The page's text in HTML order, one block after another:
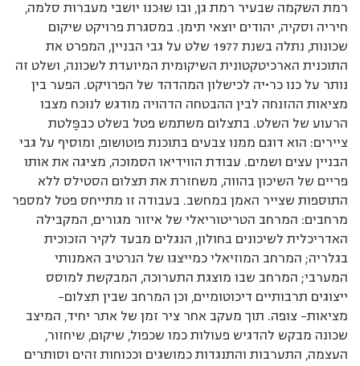
רמת השקמה שבעיר רמת גן, ובו שוּכנו יושבי מעברות סלמה,
חיריה וסקיה, יהודים יוצאי תימן. במסגרת פרויקט שיקום
שכונות, נתלה בשנת 1977 שלט על גבי הבניין, המפרט את
התוכנית הארכיטקטונית השיקומית המיועדת לשכונה, ושלט זה
נותר על כנו כראָיה לכישלון המהדהד של הפרויקט. הפער בין
מציאות ההזנחה לבין ההבטחה הדהויה מודגש לנוכח מצבו
הרעוע של השלט. בתצלום משתמש פטל בשלט כבפַּלטת
ציירים: הוא דוגם ממנו צבעים בתוכנת פוטושופ, ומוסיף על גבי
הבניין עצים ושמים. עבודת הווידיאו הסמוכה, מציגה את אותו
פריים של השיכון בהווה, משחזרת את תצלום הסטילס ללא
התוספות שצייר האמן במחשב. בעבודה זו מתייחס פטל למספר
מרחבים: המרחב הטריטוריאלי של איזור מגורים, המקבילה
האדריכלית לשיכונים בחולון, הנגלים מבעד לקיר הזכוכית
בגלריה; המרחב המוזיאלי כמייצגו של הנרטיב האמנותי
המערבי; המרחב שבו מוצגת התערוכה, המבקשת למוסס
ייצוגים תרבותיים דיכוטומיים, וכן המרחב שבין תצלום–
מציאות- צופה. תוך מעקב אחר ציר זמן של אתר יחיד, המיצב
שכונה מבקש להדגיש פעולות כמו שכפול, שיקום, שיחזור,
העצמה, התערבות והתנגדות כמושגים וככוחות זהים וסותרים